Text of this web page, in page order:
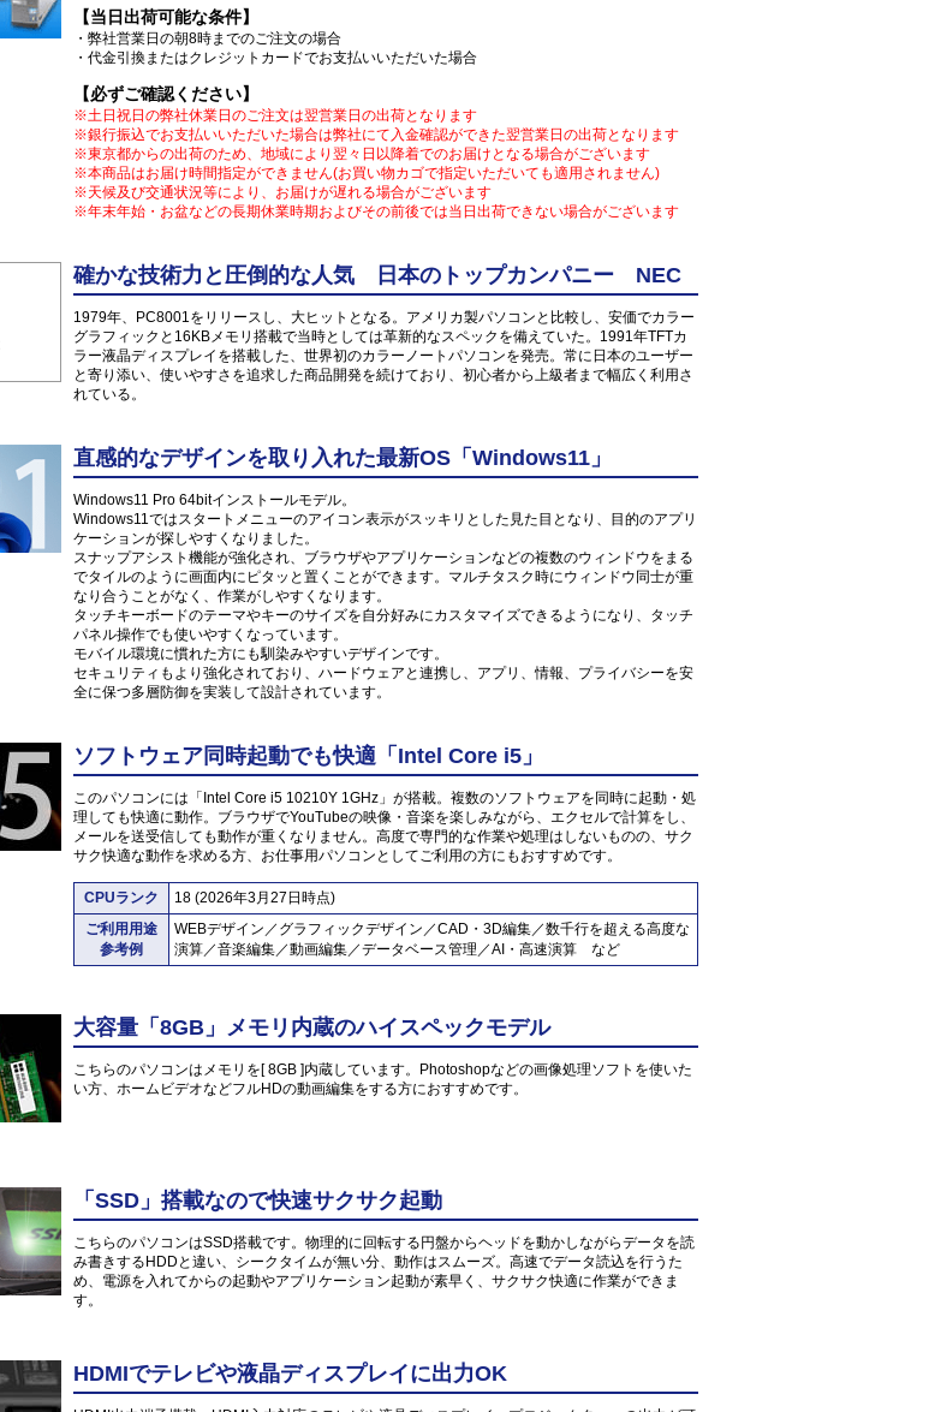
【当日出荷可能な条件】
・弊社営業日の朝8時までのご注文の場合
・代金引換またはクレジットカードでお支払いいただいた場合
【必ずご確認ください】
※土日祝日の弊社休業日のご注文は翌営業日の出荷となります
※銀行振込でお支払いいただいた場合は弊社にて入金確認ができた翌営業日の出荷となります
※東京都からの出荷のため、地域により翌々日以降着でのお届けとなる場合がございます
※本商品はお届け時間指定ができません(お買い物カゴで指定いただいても適用されません)
※天候及び交通状況等により、お届けが遅れる場合がございます
※年末年始・お盆などの長期休業時期およびその前後では当日出荷できない場合がございます
確かな技術力と圧倒的な人気 日本のトップカンパニー NEC
1979年、PC8001をリリースし、大ヒットとなる。アメリカ製パソコンと比較し、安価でカラー
グラフィックと16KBメモリ搭載で当時としては革新的なスペックを備えていた。1991年TFTカ
ラー液晶ディスプレイを搭載した、世界初のカラーノートパソコンを発売。常に日本のユーザー
と寄り添い、使いやすさを追求した商品開発を続けており、初心者から上級者まで幅広く利用さ
れている。
直感的なデザインを取り入れた最新OS「Windows11」
Windows11 Pro 64bitインストールモデル。
Windows11ではスタートメニューのアイコン表示がスッキリとした見た目となり、目的のアプリ
ケーションが探しやすくなりました。
スナップアシスト機能が強化され、ブラウザやアプリケーションなどの複数のウィンドウをまる
でタイルのように画面内にピタッと置くことができます。マルチタスク時にウィンドウ同士が重
なり合うことがなく、作業がしやすくなります。
タッチキーボードのテーマやキーのサイズを自分好みにカスタマイズできるようになり、タッチ
パネル操作でも使いやすくなっています。
モバイル環境に慣れた方にも馴染みやすいデザインです。
セキュリティもより強化されており、ハードウェアと連携し、アプリ、情報、プライバシーを安
全に保つ多層防御を実装して設計されています。
ソフトウェア同時起動でも快適「Intel Core i5」
このパソコンには「Intel Core i5 10210Y 1GHz」が搭載。複数のソフトウェアを同時に起動・処
理しても快適に動作。ブラウザでYouTubeの映像・音楽を楽しみながら、エクセルで計算をし、
メールを送受信しても動作が重くなりません。高度で専門的な作業や処理はしないものの、サク
サク快適な動作を求める方、お仕事用パソコンとしてご利用の方にもおすすめです。
CPUランク
18 (2026年3月27日時点)
ご利用用途
参考例
WEBデザイン／グラフィックデザイン／CAD・3D編集／数千行を超える高度な
演算／音楽編集／動画編集／データベース管理／AI・高速演算 など
大容量「8GB」メモリ内蔵のハイスペックモデル
こちらのパソコンはメモリを[ 8GB ]内蔵しています。Photoshopなどの画像処理ソフトを使いた
い方、ホームビデオなどフルHDの動画編集をする方におすすめです。
「SSD」搭載なので快速サクサク起動
こちらのパソコンはSSD搭載です。物理的に回転する円盤からヘッドを動かしながらデータを読
み書きするHDDと違い、シークタイムが無い分、動作はスムーズ。高速でデータ読込を行うた
め、電源を入れてからの起動やアプリケーション起動が素早く、サクサク快適に作業ができま
す。
HDMIでテレビや液晶ディスプレイに出力OK